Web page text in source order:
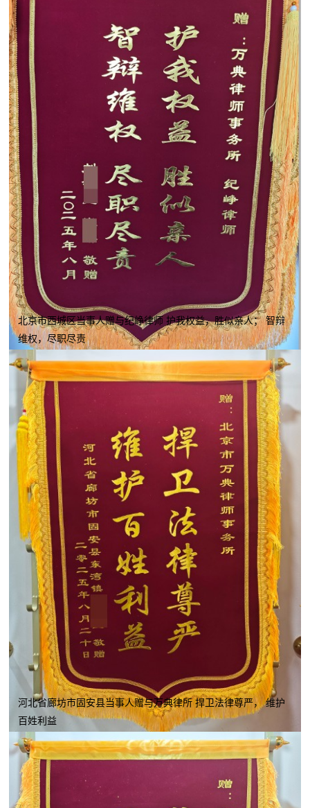
北京市西城区当事人赠与纪峥律师 护我权益，胜似亲人； 智辩
维权，尽职尽责
河北省廊坊市固安县当事人赠与万典律所 捍卫法律尊严， 维护
百姓利益